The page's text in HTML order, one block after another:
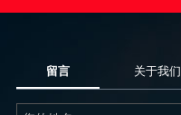
留言 关于我们